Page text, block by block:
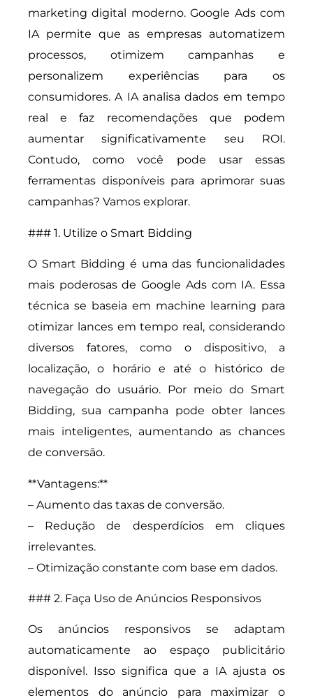
marketing digital moderno. Google Ads com
IA permite que as empresas automatizem
processos, otimizem campanhas e
personalizem experiências para os
consumidores. A IA analisa dados em tempo
real e faz recomendações que podem
aumentar significativamente seu ROI.
Contudo, como você pode usar essas
ferramentas disponíveis para aprimorar suas
campanhas? Vamos explorar.
### 1. Utilize o Smart Bidding
O Smart Bidding é uma das funcionalidades
mais poderosas de Google Ads com IA. Essa
técnica se baseia em machine learning para
otimizar lances em tempo real, considerando
diversos fatores, como o dispositivo, a
localização, o horário e até o histórico de
navegação do usuário. Por meio do Smart
Bidding, sua campanha pode obter lances
mais inteligentes, aumentando as chances
de conversão.
**Vantagens:**
– Aumento das taxas de conversão.
– Redução de desperdícios em cliques
irrelevantes.
– Otimização constante com base em dados.
### 2. Faça Uso de Anúncios Responsivos
Os anúncios responsivos se adaptam
automaticamente ao espaço publicitário
disponível. Isso significa que a IA ajusta os
elementos do anúncio para maximizar o